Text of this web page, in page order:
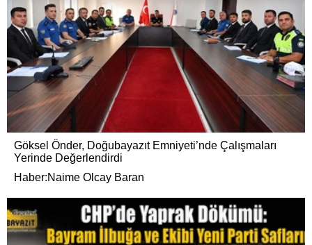
Göksel Önder, Doğubayazıt Emniyeti’nde Çalışmaları
Yerinde Değerlendirdi
Haber:Naime Olcay Baran